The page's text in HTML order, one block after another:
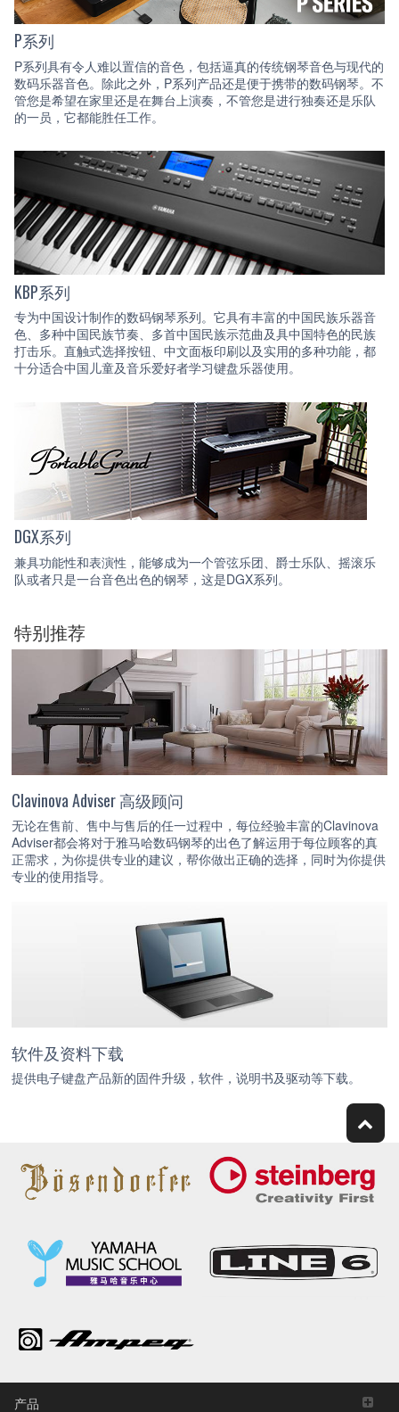
P系列
P系列具有令人难以置信的音色，包括逼真的传统钢琴音色与现代的
数码乐器音色。除此之外，P系列产品还是便于携带的数码钢琴。不
管您是希望在家里还是在舞台上演奏，不管您是进行独奏还是乐队
的一员，它都能胜任工作。
KBP系列
专为中国设计制作的数码钢琴系列。它具有丰富的中国民族乐器音
色、多种中国民族节奏、多首中国民族示范曲及具中国特色的民族
打击乐。直触式选择按钮、中文面板印刷以及实用的多种功能，都
十分适合中国儿童及音乐爱好者学习键盘乐器使用。
DGX系列
兼具功能性和表演性，能够成为一个管弦乐团、爵士乐队、摇滚乐
队或者只是一台音色出色的钢琴，这是DGX系列。
特别推荐
Clavinova Adviser 高级顾问
无论在售前、售中与售后的任一过程中，每位经验丰富的Clavinova
Adviser都会将对于雅马哈数码钢琴的出色了解运用于每位顾客的真
正需求，为你提供专业的建议，帮你做出正确的选择，同时为你提供
专业的使用指导。
软件及资料下载
提供电子键盘产品新的固件升级，软件，说明书及驱动等下载。
产品